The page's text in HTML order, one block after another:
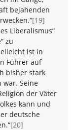
bejahenden
[19]
Liberalismus“
zu
ist in
Führer auf
bisher stark
war. Seine
der Väter
kann und
deutsche
[20]